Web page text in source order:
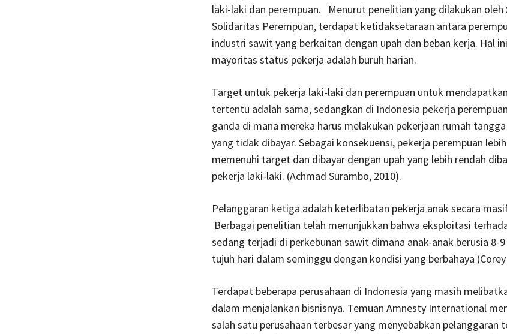
laki-laki dan perempuan. Menurut penelitian yang dilakukan oleh
Solidaritas Perempuan, terdapat ketidaksetaraan antara
industri sawit yang berkaitan dengan upah dan beban kerja. Hal
mayoritas status pekerja adalah buruh harian.
Target untuk pekerja laki-laki dan perempuan untuk
tertentu adalah sama, sedangkan di Indonesia pekerja
ganda di mana mereka harus melakukan pekerjaan rumah
yang tidak dibayar. Sebagai konsekuensi, pekerja perempuan
memenuhi target dan dibayar dengan upah yang lebih rendah
pekerja laki-laki. (Achmad Surambo, 2010).
Pelanggaran ketiga adalah keterlibatan pekerja anak secara
Berbagai penelitian telah menunjukkan bahwa eksploitasi
sedang terjadi di perkebunan sawit dimana anak-anak berusia 8-
tujuh hari dalam seminggu dengan kondisi yang berbahaya
Terdapat beberapa perusahaan di Indonesia yang masih
dalam menjalankan bisnisnya. Temuan Amnesty International
salah satu perusahaan terbesar yang menyebabkan pelanggaran